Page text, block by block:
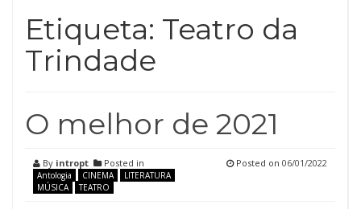
Etiqueta: Teatro da
Trindade
O melhor de 2021
By intropt Posted in
Antologia CINEMA
LITERATURA
MÚSICA
TEATRO
Posted on 06/01/2022